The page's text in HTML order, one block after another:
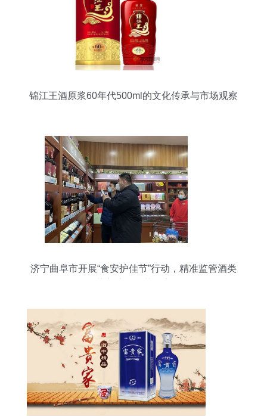
锦江王酒原浆60年代500ml的文化传承与市场观察
济宁曲阜市开展“食安护佳节”行动，精准监管酒类